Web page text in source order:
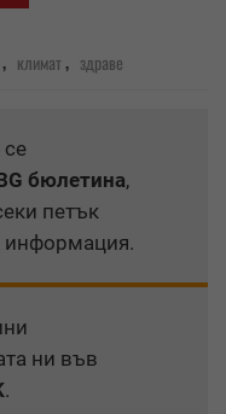
, климат, здраве
бюлетина,
петък
информация.
ни във
.